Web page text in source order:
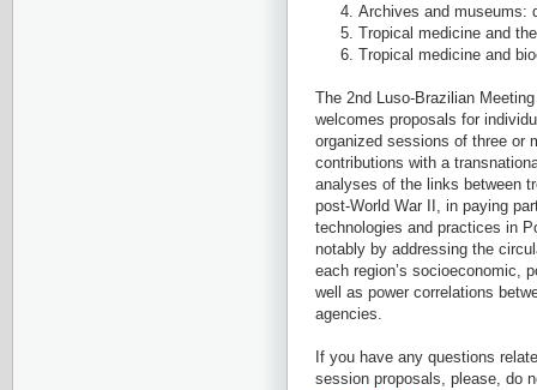
Archives and museums:
Tropical medicine and
Tropical medicine and
The 2nd Luso-Brazilian
welcomes proposals for
organized sessions of three or
contributions with a
analyses of the links between
post-World War II, in paying
technologies and practices in
notably by addressing the
each region’s socioeconomic,
well as power correlations
agencies.
If you have any questions
session proposals, please, do